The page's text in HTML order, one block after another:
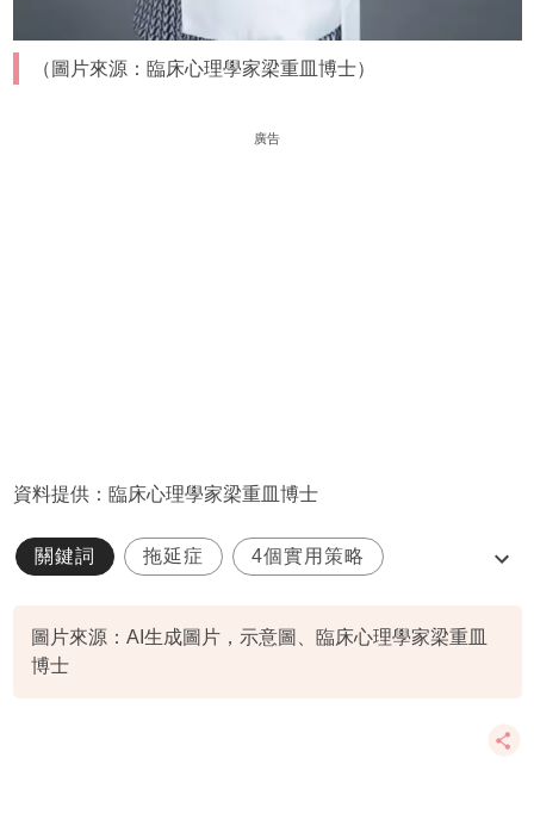
（圖片來源：臨床心理學家梁重皿博士）
廣告
資料提供：臨床心理學家梁重皿博士
關鍵詞 拖延症 4個實用策略
圖片來源：AI生成圖片，示意圖、臨床心理學家梁重皿
博士